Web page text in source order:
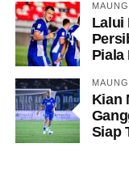
Lalui
Piala
Kian
Siap